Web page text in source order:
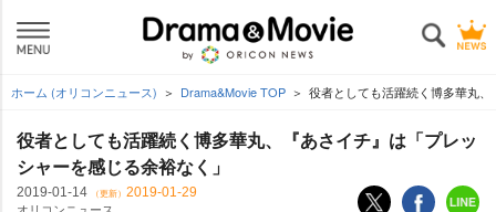
ホーム (オリコンニュース) Drama&Movie TOP 役者としても活躍続く博多華丸
役者としても活躍続く博多華丸、『あさイチ』は「プレッ
シャーを感じる余裕なく」
2019-01-14 （更新） 2019-01-29